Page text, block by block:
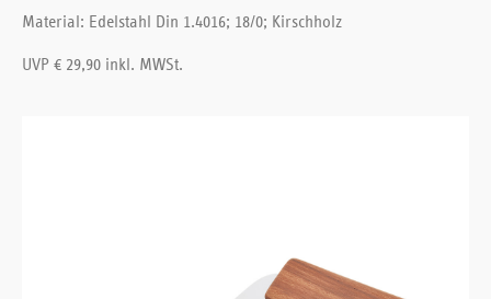
Material: Edelstahl Din 1.4016; 18/0; Kirschholz
UVP € 29,90 inkl. MWSt.